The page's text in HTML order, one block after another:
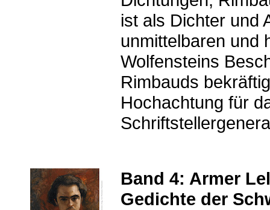
ist als Dichter und
unmittelbaren und
Wolfensteins
Rimbauds
Hochachtung für
Band 4: Armer
Gedichte der